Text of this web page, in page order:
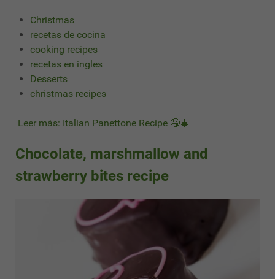
Christmas
recetas de cocina
cooking recipes
recetas en ingles
Desserts
christmas recipes
Leer más: Italian Panettone Recipe 🤤🎄
Chocolate, marshmallow and
strawberry bites recipe